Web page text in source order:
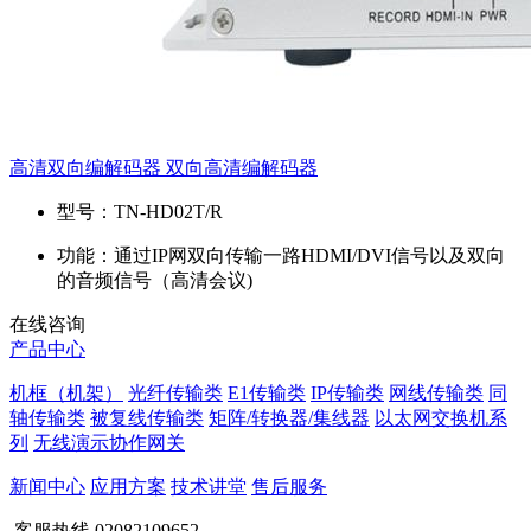
高清双向编解码器 双向高清编解码器
型号： TN-HD02T/R
功能： 通过IP网双向传输一路HDMI/DVI信号以及双向
的音频信号（高清会议)
在线咨询
产品中心
机框（机架） 光纤传输类 E1传输类 IP传输类 网线传输类 同
轴传输类 被复线传输类 矩阵/转换器/集线器 以太网交换机系
列 无线演示协作网关
新闻中心 应用方案 技术讲堂 售后服务